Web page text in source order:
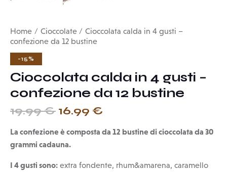
Home Cioccolate
Cioccolata calda in 4 gusti –
confezione da 12 bustine
-15%
Cioccolata calda in 4 gusti –
confezione da 12 bustine
19.99€ 16.99 €
La confezione è composta da 12 bustine di cioccolata da 30
grammi cadauna.
I 4 gusti sono: extra fondente, rhum&amarena, caramello